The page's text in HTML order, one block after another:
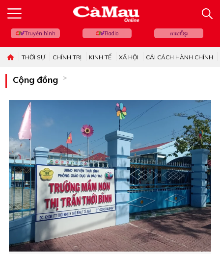
Truyền hình Radio ភាសាខ្មែរ
THỜI SỰ CHÍNH TRỊ KINH TẾ XÃ HỘI CẢI CÁCH HÀNH CHÍNH
Cộng đồng